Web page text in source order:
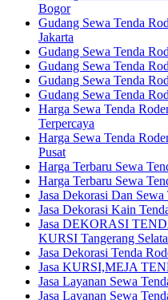
Bogor
Gudang Sewa Tenda
Jakarta
Gudang Sewa Tenda
Gudang Sewa Tenda
Gudang Sewa Tenda
Gudang Sewa Tenda
Harga Sewa Tenda
Terpercaya
Harga Sewa Tenda
Pusat
Harga Terbaru Sewa
Harga Terbaru Sewa
Jasa Dekorasi Dan Sewa
Jasa Dekorasi Kain
Jasa DEKORASI
KURSI Tangerang
Jasa Dekorasi Tenda
Jasa KURSI,MEJA
Jasa Layanan Sewa
Jasa Layanan Sewa